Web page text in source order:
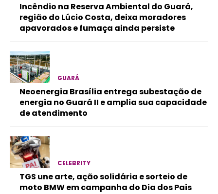
Incêndio na Reserva Ambiental do Guará,
região do Lúcio Costa, deixa moradores
apavorados e fumaça ainda persiste
GUARÁ
Neoenergia Brasília entrega subestação de
energia no Guará II e amplia sua capacidade
de atendimento
CELEBRITY
TGS une arte, ação solidária e sorteio de
moto BMW em campanha do Dia dos Pais